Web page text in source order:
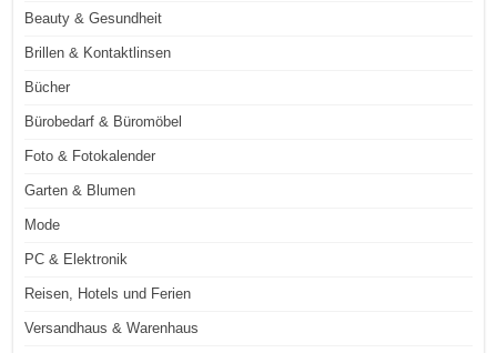
Beauty & Gesundheit
Brillen & Kontaktlinsen
Bücher
Bürobedarf & Büromöbel
Foto & Fotokalender
Garten & Blumen
Mode
PC & Elektronik
Reisen, Hotels und Ferien
Versandhaus & Warenhaus